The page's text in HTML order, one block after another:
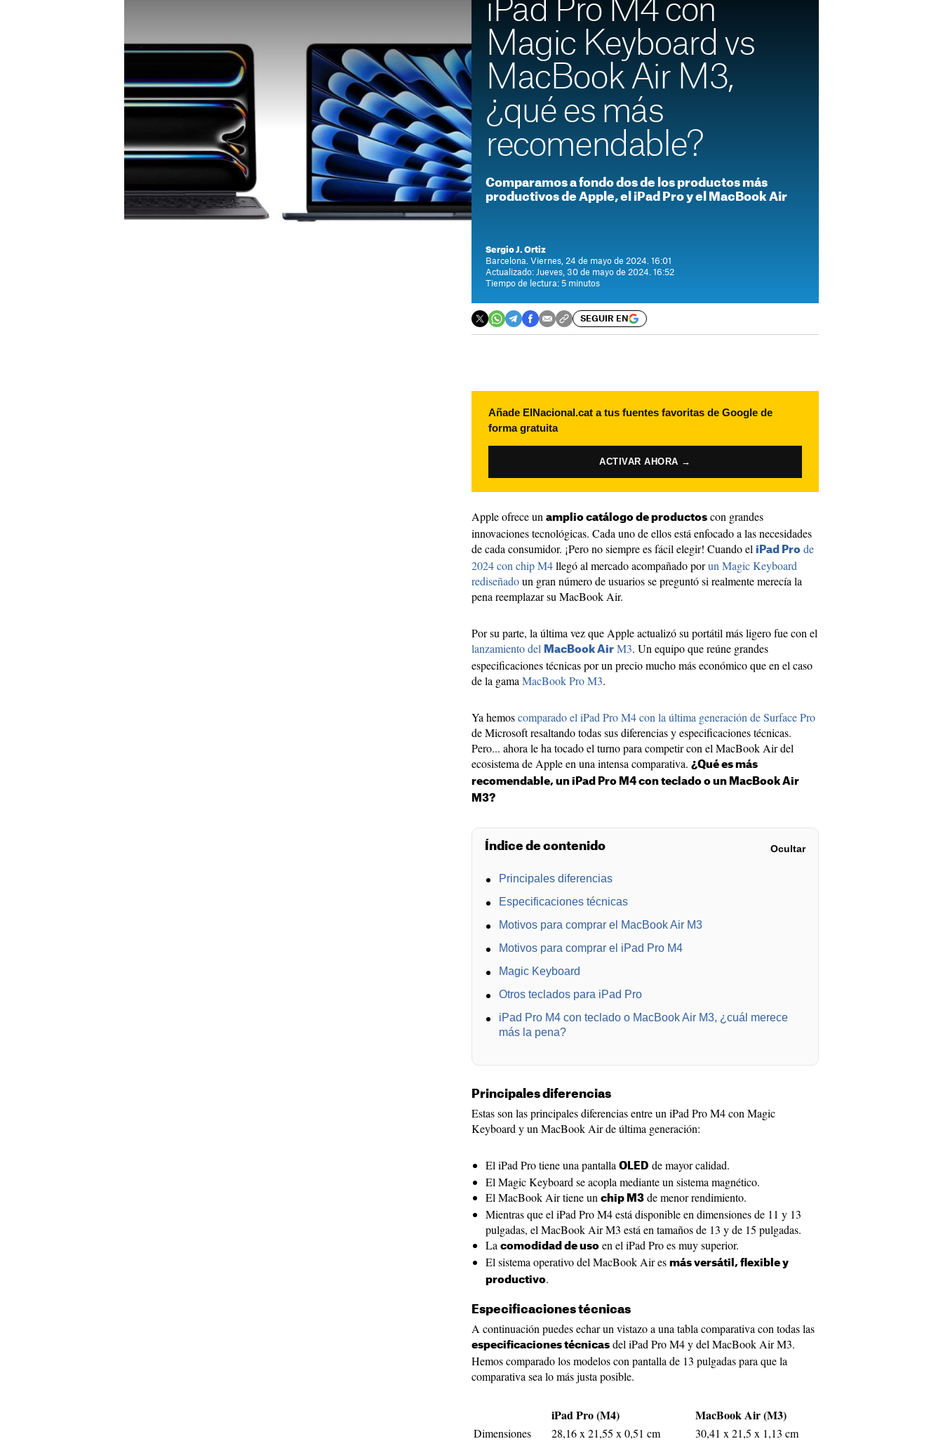
iPad Pro M4 con
Magic Keyboard vs
MacBook Air M3,
¿qué es más
recomendable?
Comparamos a fondo dos de los productos más
productivos de Apple, el iPad Pro y el MacBook Air
Sergio J. Ortiz
Barcelona. Viernes, 24 de mayo de 2024. 16:01
Actualizado: Jueves, 30 de mayo de 2024. 16:52
Tiempo de lectura: 5 minutos
SEGUIR EN
Añade ElNacional.cat a tus fuentes favoritas de Google de
forma gratuita
ACTIVAR AHORA →
Apple ofrece un amplio catálogo de productos con grandes
innovaciones tecnológicas. Cada uno de ellos está enfocado a las necesidades
de cada consumidor. ¡Pero no siempre es fácil elegir! Cuando el iPad Pro de
2024 con chip M4llegó al mercado acompañado porun Magic Keyboard
rediseñadoun gran número de usuarios se preguntó si realmente merecía la
pena reemplazar su MacBook Air.
Por su parte, la última vez que Apple actualizó su portátil más ligero fue con el
lanzamiento del MacBook Air M3. Un equipo que reúne grandes
especificaciones técnicas por un precio mucho más económico que en el caso
de la gama MacBook Pro M3.
Ya hemoscomparado el iPad Pro M4 con la última generación de Surface Pro
de Microsoft resaltando todas sus diferencias y especificaciones técnicas.
Pero... ahora le ha tocado el turno para competir con el MacBook Air del
ecosistema de Apple en una intensa comparativa. ¿Qué es más
recomendable, un iPad Pro M4 con teclado o un MacBook Air
M3?
Índice de contenido Ocultar
Principales diferencias
Especificaciones técnicas
Motivos para comprar el MacBook Air M3
Motivos para comprar el iPad Pro M4
Magic Keyboard
Otros teclados para iPad Pro
iPad Pro M4 con teclado o MacBook Air M3, ¿cuál merece
más la pena?
Principales diferencias
Estas son las principales diferencias entre un iPad Pro M4 con Magic
Keyboard y un MacBook Air de última generación:
El iPad Pro tiene una pantalla OLED de mayor calidad.
El Magic Keyboard se acopla mediante un sistema magnético.
El MacBook Air tiene un chip M3 de menor rendimiento.
Mientras que el iPad Pro M4 está disponible en dimensiones de 11 y 13
pulgadas, el MacBook Air M3 está en tamaños de 13 y de 15 pulgadas.
La comodidad de uso en el iPad Pro es muy superior.
El sistema operativo del MacBook Air es más versátil, flexible y
productivo.
Especificaciones técnicas
A continuación puedes echar un vistazo a una tabla comparativa con todas las
especificaciones técnicas del iPad Pro M4 y del MacBook Air M3.
Hemos comparado los modelos con pantalla de 13 pulgadas para que la
comparativa sea lo más justa posible.
iPad Pro (M4) MacBook Air (M3)
Dimensiones 28,16 x 21,55 x 0,51 cm
30,41 x 21,5 x 1,13 cm